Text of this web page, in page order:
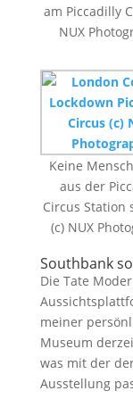
am Piccadilly
NUX
Keine
aus der
Circus Station
(c) NUX
Southbank
Die Tate
meiner
Museum
was mit der
Ausstellung